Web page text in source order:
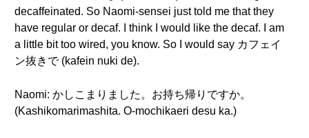
decaffeinated. So Naomi-sensei just told me that they
have regular or decaf. I think I would like the decaf. I am
a little bit too wired, you know. So I would say カフェイ
ン抜きで (kafein nuki de).
Naomi: かしこまりました。お持ち帰りですか。
(Kashikomarimashita. O-mochikaeri desu ka.)